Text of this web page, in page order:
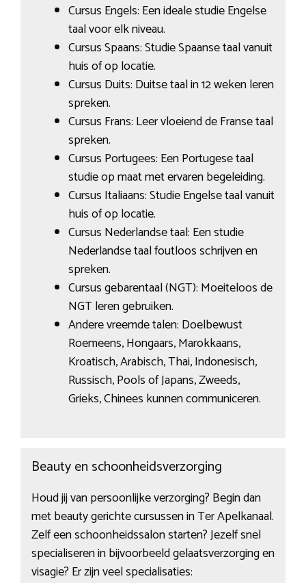
Cursus Engels: Een ideale studie Engelse
taal voor elk niveau.
Cursus Spaans: Studie Spaanse taal vanuit
huis of op locatie.
Cursus Duits: Duitse taal in 12 weken leren
spreken.
Cursus Frans: Leer vloeiend de Franse taal
spreken.
Cursus Portugees: Een Portugese taal
studie op maat met ervaren begeleiding.
Cursus Italiaans: Studie Engelse taal vanuit
huis of op locatie.
Cursus Nederlandse taal: Een studie
Nederlandse taal foutloos schrijven en
spreken.
Cursus gebarentaal (NGT): Moeiteloos de
NGT leren gebruiken.
Andere vreemde talen: Doelbewust
Roemeens, Hongaars, Marokkaans,
Kroatisch, Arabisch, Thai, Indonesisch,
Russisch, Pools of Japans, Zweeds,
Grieks, Chinees kunnen communiceren.
Beauty en schoonheidsverzorging
Houd jij van persoonlijke verzorging? Begin dan
met beauty gerichte cursussen in Ter Apelkanaal.
Zelf een schoonheidssalon starten? Jezelf snel
specialiseren in bijvoorbeeld gelaatsverzorging en
visagie? Er zijn veel specialisaties: